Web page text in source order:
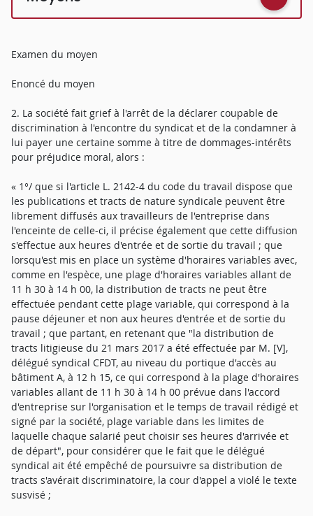
Examen du moyen
Enoncé du moyen
2. La société fait grief à l'arrêt de la déclarer coupable de
discrimination à l'encontre du syndicat et de la condamner à
lui payer une certaine somme à titre de dommages-intérêts
pour préjudice moral, alors :
« 1°/ que si l'article L. 2142-4 du code du travail dispose que
les publications et tracts de nature syndicale peuvent être
librement diffusés aux travailleurs de l'entreprise dans
l'enceinte de celle-ci, il précise également que cette diffusion
s'effectue aux heures d'entrée et de sortie du travail ; que
lorsqu'est mis en place un système d'horaires variables avec,
comme en l'espèce, une plage d'horaires variables allant de
11 h 30 à 14 h 00, la distribution de tracts ne peut être
effectuée pendant cette plage variable, qui correspond à la
pause déjeuner et non aux heures d'entrée et de sortie du
travail ; que partant, en retenant que "la distribution de
tracts litigieuse du 21 mars 2017 a été effectuée par M. [V],
délégué syndical CFDT, au niveau du portique d'accès au
bâtiment A, à 12 h 15, ce qui correspond à la plage d'horaires
variables allant de 11 h 30 à 14 h 00 prévue dans l'accord
d'entreprise sur l'organisation et le temps de travail rédigé et
signé par la société, plage variable dans les limites de
laquelle chaque salarié peut choisir ses heures d'arrivée et
de départ", pour considérer que le fait que le délégué
syndical ait été empêché de poursuivre sa distribution de
tracts s'avérait discriminatoire, la cour d'appel a violé le texte
susvisé ;